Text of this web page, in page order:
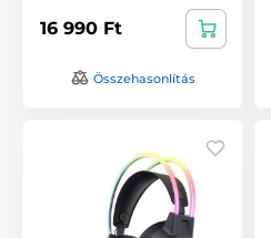
16 990 Ft
Összehasonlítás